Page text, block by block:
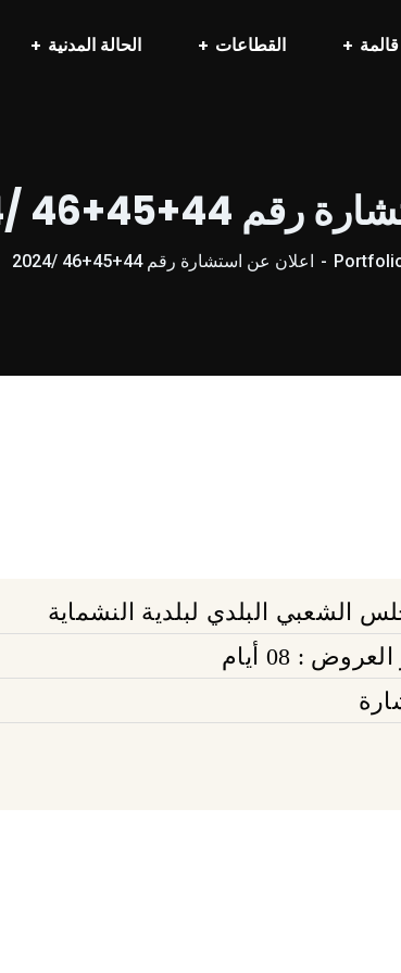
قالمة القطاعات الحالة المدنية
/2024
اعلان عن استشارة رقم 44+45+46 /2024
الشعبي البلدي لبلدية النشماية
: 08 أيام